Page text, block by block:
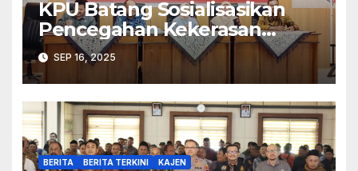
KPU Batang Sosialisasikan
Pencegahan Kekerasan
Seksual dalam Lingkungan
Kerja Pemilu
SEP 16, 2025
BERITA BERITA TERKINI KAJEN